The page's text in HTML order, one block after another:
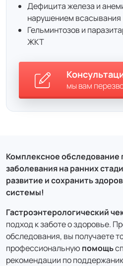
Дефицита железа и
нарушением всасывания
Гельминтозов и
ЖКТ
мы вам
Комплексное обследование
заболевания на ранних
развитие и сохранить
системы!
Гастроэнтерологический
подход к заботе о здоровье.
обследования, вы получаете
профессиональную помощь
рекомендации по